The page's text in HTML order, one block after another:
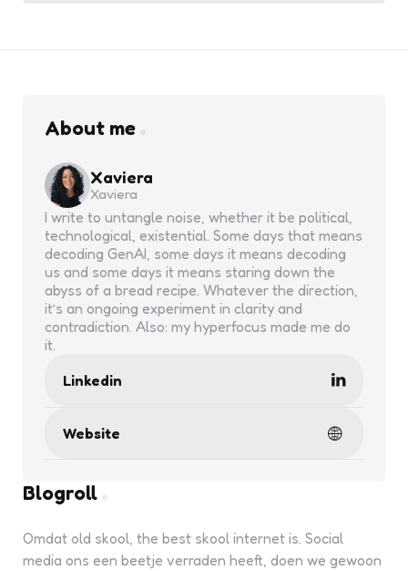
About me
Xaviera
Xaviera
I write to untangle noise, whether it be political,
technological, existential. Some days that means
decoding GenAI, some days it means decoding
us and some days it means staring down the
abyss of a bread recipe. Whatever the direction,
it’s an ongoing experiment in clarity and
contradiction. Also: my hyperfocus made me do
it.
Linkedin
Website
Blogroll
Omdat old skool, the best skool internet is. Social
media ons een beetje verraden heeft, doen we gewoon